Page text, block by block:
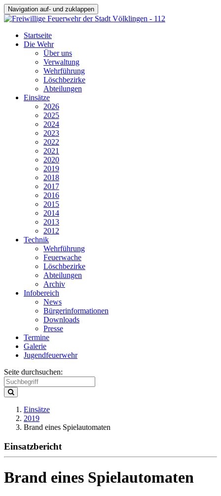
Navigation auf- und zuklappen
Startseite
Die Wehr
Über uns
Verwaltung
Wehrführung
Löschbezirke
Abteilungen
Einsätze
2026
2025
2024
2023
2022
2021
2020
2019
2018
2017
2016
2015
2014
2013
2012
Technik
Wehrführung
Feuerwache
Löschbezirke
Abteilungen
Archiv
Infobereich
News
Bürgerinformationen
Downloads
Presse
Termine
Galerie
Jugendfeuerwehr
Seite durchsuchen:
Einsätze
2019
Brand eines Spielautomaten
Einsatzbericht
Brand eines Spielautomaten